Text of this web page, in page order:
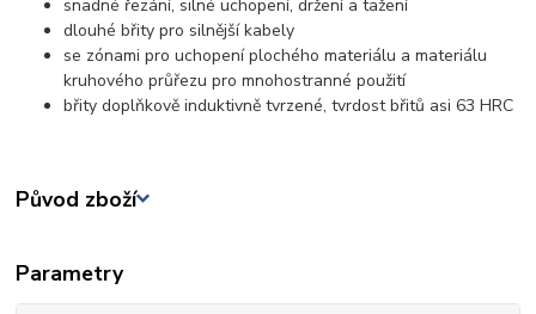
snadné řezání, silné uchopení, držení a tažení
dlouhé břity pro silnější kabely
se zónami pro uchopení plochého materiálu a materiálu
kruhového průřezu pro mnohostranné použití
břity doplňkově induktivně tvrzené, tvrdost břitů asi 63 HRC
Původ zboží
Parametry